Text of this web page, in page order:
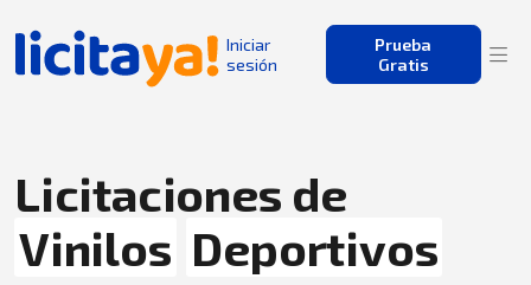
Iniciar
sesión
Prueba
Gratis
Licitaciones de
Vinilos Deportivos